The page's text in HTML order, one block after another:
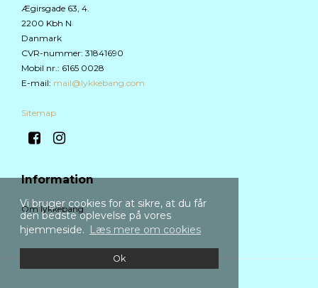
Vi bruger cookies for at sikre, at du får
den bedste oplevelse på vores
hjemmeside. Læs mere om cookies
Ok
Ægirsgade 63, 4.
2200 Kbh N
Danmark
CVR-nummer: 31841690
Mobil nr.: 6165 0028
E-mail: mail@lykkebang.com
Sitemap
Information
Om lykkebang